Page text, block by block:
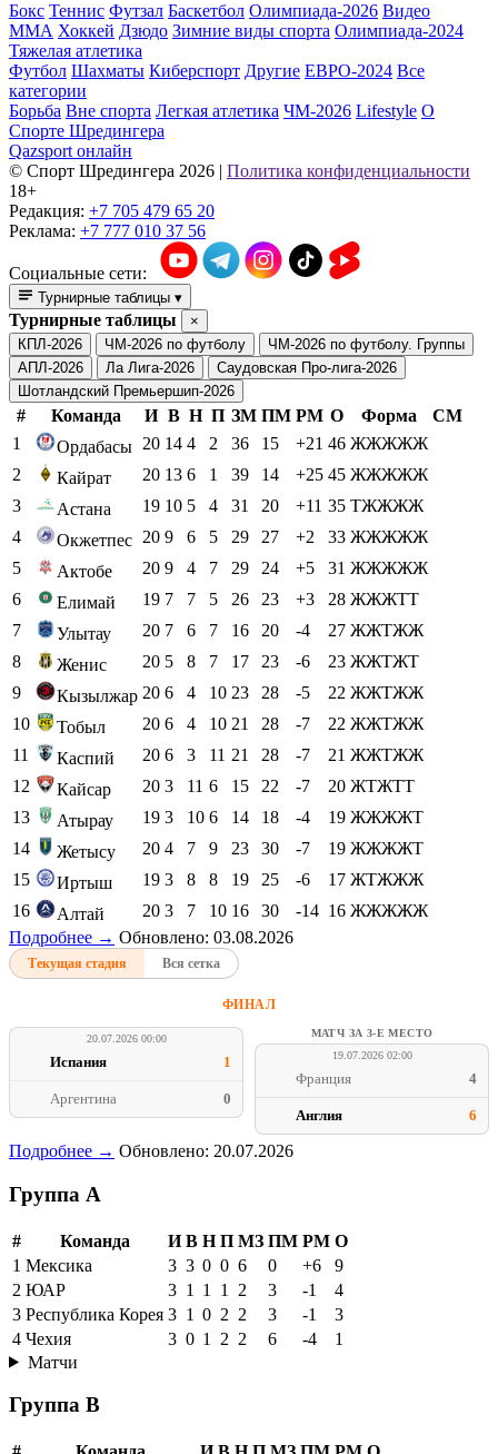
Бокс Теннис Футзал Баскетбол Олимпиада-2026 Видео
ММА Хоккей Дзюдо Зимние виды спорта Олимпиада-2024
Тяжелая атлетика
Футбол Шахматы Киберспорт Другие ЕВРО-2024 Все
категории
Борьба Вне спорта Легкая атлетика ЧМ-2026 Lifestyle О
Спорте Шредингера
Qazsport онлайн
© Cпорт Шредингера 2026 | Политика конфиденциальности
18+
Редакция: +7 705 479 65 20
Реклама: +7 777 010 37 56
Социальные сети:
Турнирные таблицы ▾
Турнирные таблицы
×
КПЛ-2026
ЧМ-2026 по футболу
ЧМ-2026 по футболу. Группы
АПЛ-2026
Ла Лига-2026
Саудовская Про-лига-2026
Шотландский Премьершип-2026
# Команда И В Н П ЗМ ПМ РМ О Форма
СМ
1
Ордабасы 20 14 4 2 36 15 +21 46 ЖЖЖЖЖ
2
Кайрат 20 13 6 1 39 14 +25 45 ЖЖЖЖЖ
3
Астана 19 10 5 4 31 20 +11 35 ТЖЖЖЖ
4
Окжетпес 20 9 6 5 29 27 +2 33 ЖЖЖЖЖ
5
Актобе 20 9 4 7 29 24 +5 31 ЖЖЖЖЖ
6
Елимай 19 7 7 5 26 23 +3 28 ЖЖЖТТ
7
Улытау 20 7 6 7 16 20 -4 27 ЖЖТЖЖ
8
Женис 20 5 8 7 17 23 -6 23 ЖЖТЖТ
9
Кызылжар 20 6 4 10 23 28 -5 22 ЖЖТЖЖ
10
Тобыл 20 6 4 10 21 28 -7 22 ЖЖТЖЖ
11
Каспий 20 6 3 11 21 28 -7 21 ЖЖТЖЖ
12
Кайсар 20 3 11 6 15 22 -7 20 ЖТЖТТ
13
Атырау 19 3 10 6 14 18 -4 19 ЖЖЖЖТ
14
Жетысу 20 4 7 9 23 30 -7 19 ЖЖЖЖТ
15
Иртыш 19 3 8 8 19 25 -6 17 ЖТЖЖЖ
16
Алтай 20 3 7 10 16 30 -14 16 ЖЖЖЖЖ
Подробнее → Обновлено: 03.08.2026
Текущая стадия Вся сетка
ФИНАЛ
20.07.2026 00:00
Испания 1
Аргентина 0
МАТЧ ЗА 3-Е МЕСТО
19.07.2026 02:00
Франция 4
Англия 6
Подробнее → Обновлено: 20.07.2026
Группа A
# Команда И В Н П МЗ ПМ РМ О
1 Мексика 3 3 0 0 6 0 +6
9
2 ЮАР 3 1 1 1 2 3 -1
4
3 Республика Корея 3 1 0 2 2 3 -1
3
4 Чехия 3 0 1 2 2 6 -4
1
Матчи
Группа B